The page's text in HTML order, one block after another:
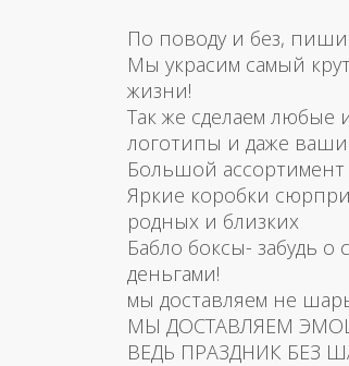
По поводу и без,
Мы украсим самый
жизни!
Так же сделаем любые
логотипы и даже
Большой
Яркие коробки
родных и близких
Бабло боксы- забудь о
деньгами!
мы доставляем не
МЫ ДОСТАВЛЯЕМ
ВЕДЬ ПРАЗДНИК БЕЗ